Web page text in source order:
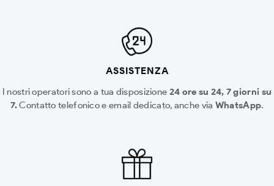
ASSISTENZA
I nostri operatori sono a tua disposizione 24 ore su 24, 7 giorni su
7.Contatto telefonico e email dedicato, anche via WhatsApp.